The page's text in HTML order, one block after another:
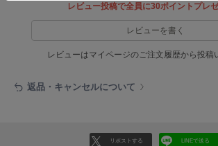
GELATO PIQUE CAT&DOG
ジェラート ピケ キャットアンドドッグ
gelato pique Sleep
ジェラート ピケ スリープ
GRAMICCI
レビュー投稿で全員に30ポイントプレゼ
レビューを書く
レビューはマイページのご注文履歴から投稿
返品・キャンセルについて
リポストする LINEで送る